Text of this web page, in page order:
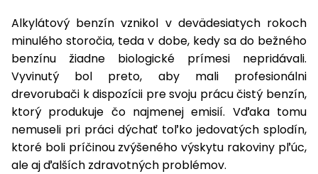
Alkylátový benzín vznikol v devädesiatych rokoch
minulého storočia, teda v dobe, kedy sa do bežného
benzínu žiadne biologické prímesi nepridávali.
Vyvinutý bol preto, aby mali profesionálni
drevorubači k dispozícii pre svoju prácu čistý benzín,
ktorý produkuje čo najmenej emisií. Vďaka tomu
nemuseli pri práci dýchať toľko jedovatých splodín,
ktoré boli príčinou zvýšeného výskytu rakoviny pľúc,
ale aj ďalších zdravotných problémov.